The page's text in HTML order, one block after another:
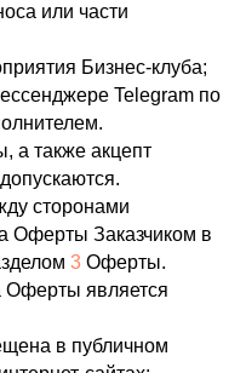
или части
Бизнес-клуба;
Telegram по
а также акцепт
сторонами
Оферты Заказчиком в
3 Оферты.
Оферты является
в публичном